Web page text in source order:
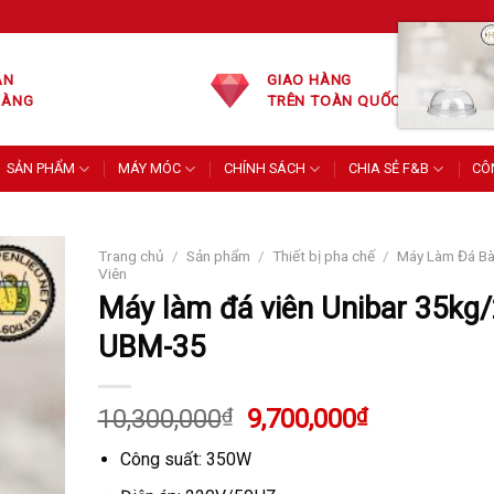
GIAO HÀNG
TRÊN TOÀN QUỐC
SẢN PHẨM MÁY MÓC CHÍNH SÁCH CHIA SẺ F&B
Trang chủ / Sản phẩm / Thiết bị pha chế / Máy Làm Đá
Viên
Máy làm đá viên Unibar
UBM-35
10,300,000₫
Giá
gốc
là:
9,700,000₫Giá
Công suất: 350W